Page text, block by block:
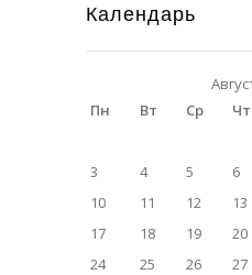
Календарь
Пн
Вт Ср Чт
3
4 5 6
10
11 12 13
17
18 19 20
24
25 26 27